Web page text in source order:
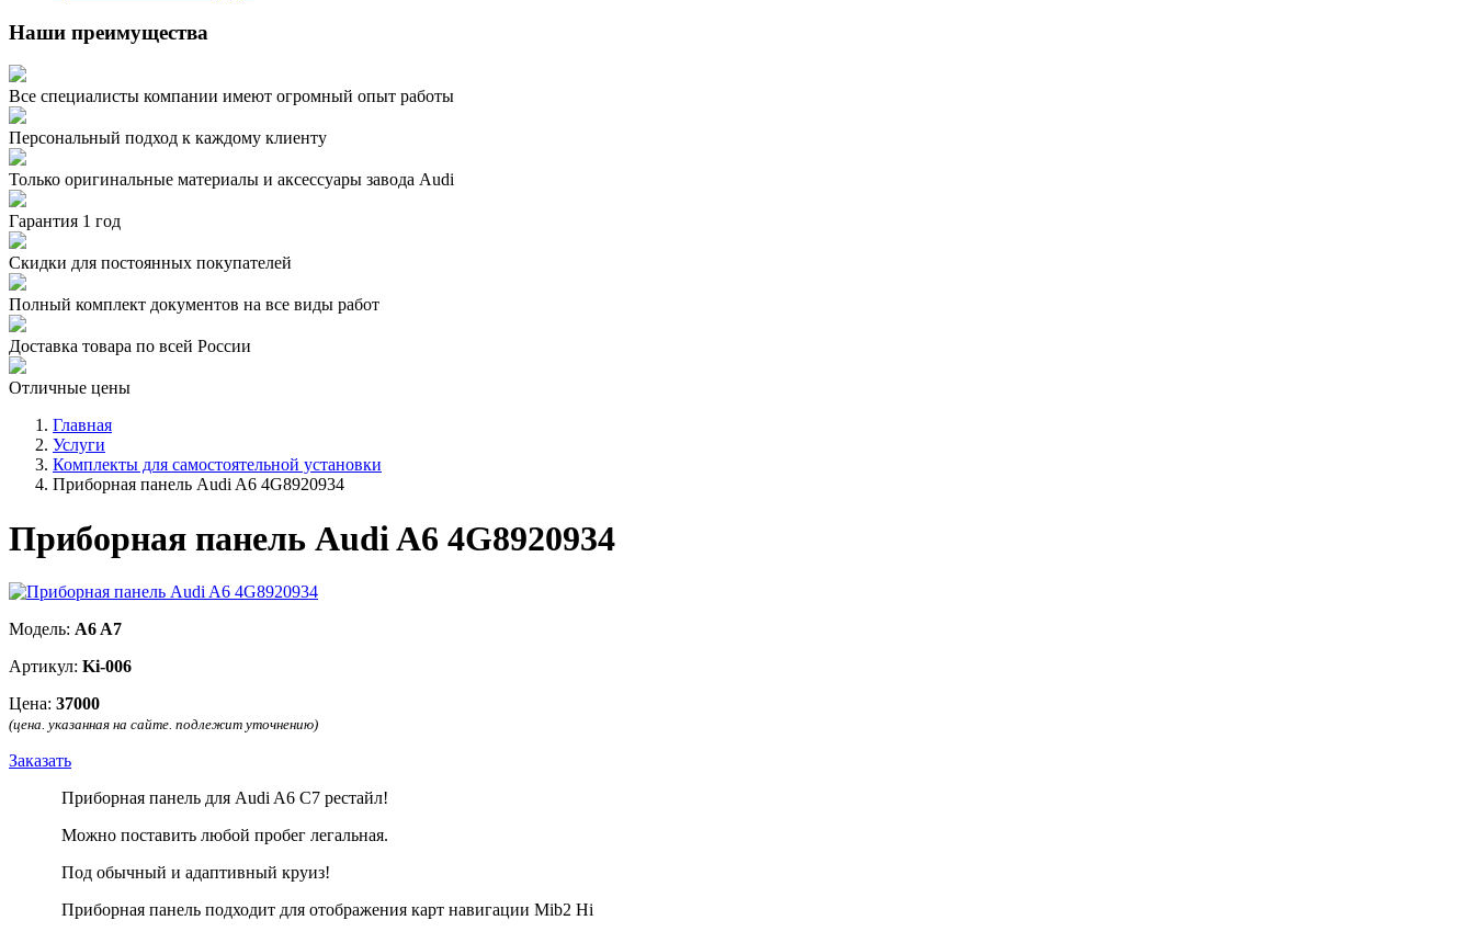
Наши преимущества
Все специалисты компании имеют огромный опыт работы
Персональный подход к каждому клиенту
Только оригинальные материалы и аксессуары завода Audi
Гарантия 1 год
Скидки для постоянных покупателей
Полный комплект документов на все виды работ
Доставка товара по всей России
Отличные цены
Главная
Услуги
Комплекты для самостоятельной установки
Приборная панель Audi A6 4G8920934
Приборная панель Audi A6 4G8920934
Модель: A6 A7
Артикул: Ki-006
Цена: 37000
(цена. указанная на сайте. подлежит уточнению)
Заказать
Приборная панель для Audi A6 С7 рестайл!
Можно поставить любой пробег легальная.
Под обычный и адаптивный круиз!
Приборная панель подходит для отображения карт навигации Mib2 Hi